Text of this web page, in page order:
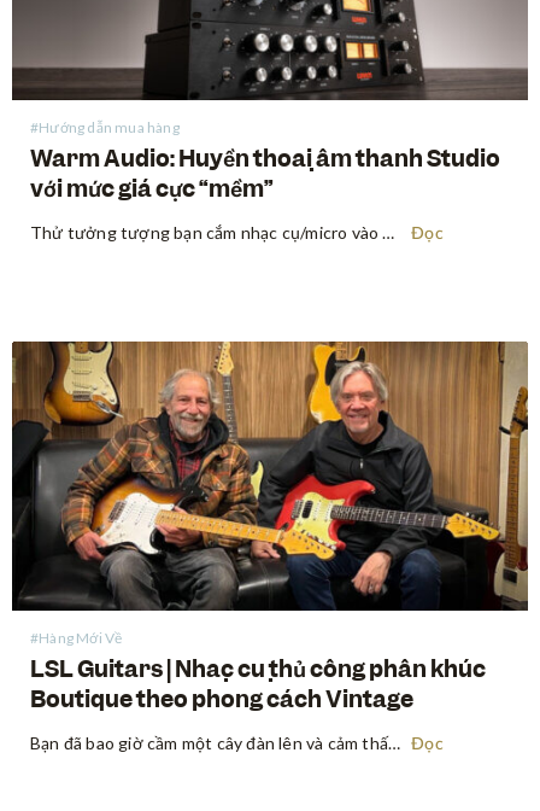
#Hướng dẫn mua hàng
Warm Audio: Huyền thoại âm thanh Studio
với mức giá cực “mềm”
Thử tưởng tượng bạn cắm nhạc cụ/micro vào một preamp và cảm nhận tín hiệu âm thanh thay đổi rõ rệt — dày dặn hơn, ấm áp hơn, đậm đà hơn — đúng chất âm trong những bản thu kinh điển truyền cảm hứng cho bạn chơi nhạc từ thuở… Đọc
#Hàng Mới Về
LSL Guitars | Nhạc cụ thủ công phân khúc
Boutique theo phong cách Vintage
Bạn đã bao giờ cầm một cây đàn lên và cảm thấy nhạc cụ đó khơi nguồn cảm hứng cho những câu riff và bài hát ngay khi vừa bắt đầu chơi chưa? Có một loại ma thuật đặc biệt chỉ tìm thấy ở những nhạc cụ vintage — một… Đọc